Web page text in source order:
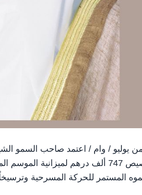
من يوليو / وام / اعتمد صاحب السمو
للحركة المسرحية وترسيخاً